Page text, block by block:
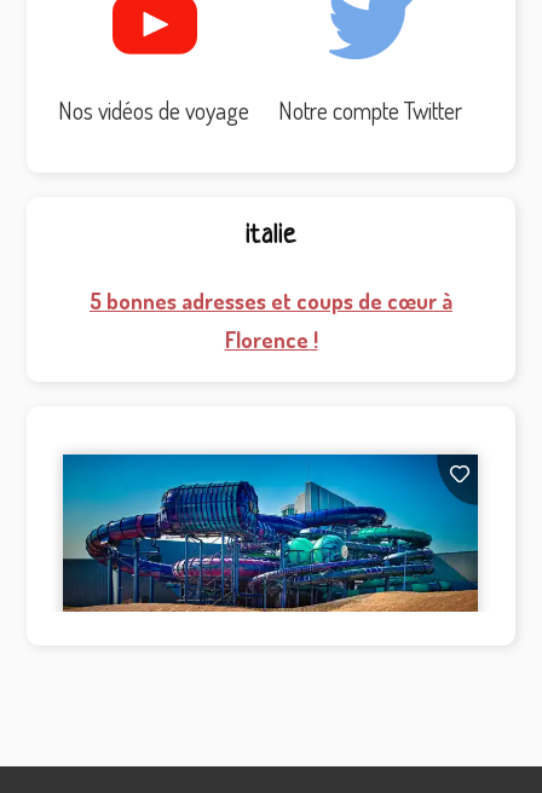
Nos vidéos de voyage Notre compte Twitter
italie
5 bonnes adresses et coups de cœur à
Florence !